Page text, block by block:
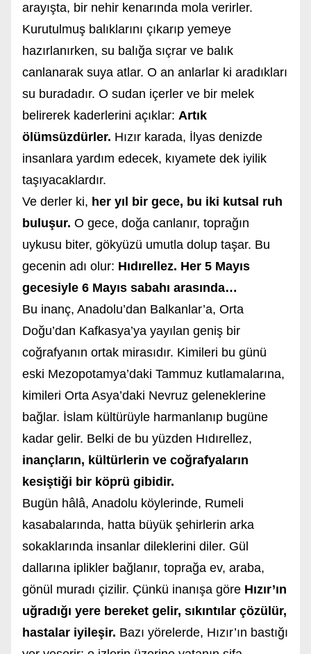
arayışta, bir nehir kenarında mola verirler.
Kurutulmuş balıklarını çıkarıp yemeye
hazırlanırken, su balığa sıçrar ve balık
canlanarak suya atlar. O an anlarlar ki aradıkları
su buradadır. O sudan içerler ve bir melek
belirerek kaderlerini açıklar: Artık
ölümsüzdürler. Hızır karada, İlyas denizde
insanlara yardım edecek, kıyamete dek iyilik
taşıyacaklardır.
Ve derler ki, her yıl bir gece, bu iki kutsal ruh
buluşur. O gece, doğa canlanır, toprağın
uykusu biter, gökyüzü umutla dolup taşar. Bu
gecenin adı olur: Hıdırellez. Her 5 Mayıs
gecesiyle 6 Mayıs sabahı arasında…
Bu inanç, Anadolu’dan Balkanlar’a, Orta
Doğu’dan Kafkasya’ya yayılan geniş bir
coğrafyanın ortak mirasıdır. Kimileri bu günü
eski Mezopotamya’daki Tammuz kutlamalarına,
kimileri Orta Asya’daki Nevruz geleneklerine
bağlar. İslam kültürüyle harmanlanıp bugüne
kadar gelir. Belki de bu yüzden Hıdırellez,
inançların, kültürlerin ve coğrafyaların
kesiştiği bir köprü gibidir.
Bugün hâlâ, Anadolu köylerinde, Rumeli
kasabalarında, hatta büyük şehirlerin arka
sokaklarında insanlar dileklerini diler. Gül
dallarına iplikler bağlanır, toprağa ev, araba,
gönül muradı çizilir. Çünkü inanışa göre Hızır’ın
uğradığı yere bereket gelir, sıkıntılar çözülür,
hastalar iyileşir. Bazı yörelerde, Hızır’ın bastığı